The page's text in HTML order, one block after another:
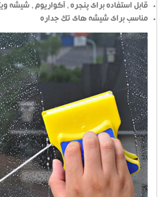
قابل استفاده برای پنجره ، آکواریوم ، شیشه
مناسب برای شیشه های تک جداره